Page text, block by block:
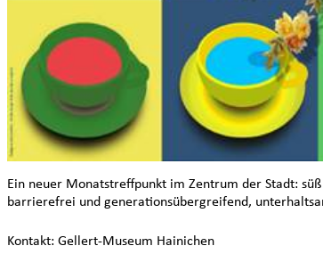
Ein neuer Monatstreffpunkt im Zentrum der Stadt:
barrierefrei und generationsübergreifend,
Kontakt: Gellert-Museum Hainichen